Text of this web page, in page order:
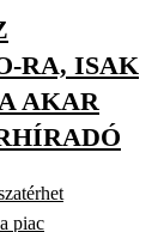
RA, ISAK
AKAR
piac